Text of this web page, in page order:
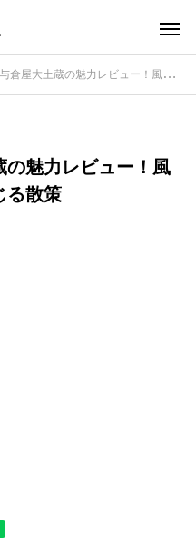
蔵の魅力レビュー！風情ある建物の歴史を感じる散策
の魅力レビュー！風
る散策